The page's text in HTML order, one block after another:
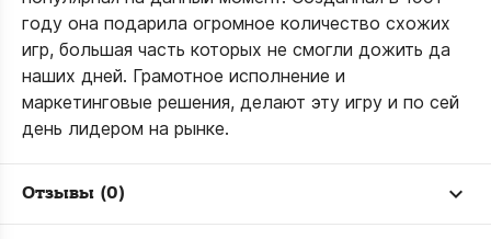
году она подарила огромное количество схожих
игр, большая часть которых не смогли дожить да
наших дней. Грамотное исполнение и
маркетинговые решения, делают эту игру и по сей
день лидером на рынке.
Отзывы (0)